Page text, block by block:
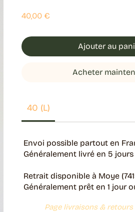
40,00 €
Ajouter au
Acheter
40 (L)
Envoi possible partout en
Généralement livré en 5
Retrait disponible à Moye
Généralement prêt en 1 jour
Page livraisons & retours